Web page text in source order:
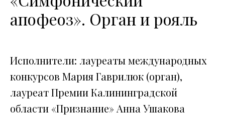
апофеоз». Орган и рояль
Исполнители: лауреаты международных
конкурсов Мария Гаврилюк (орган),
лауреат Премии Калининградской
области «Признание» Анна Ушакова